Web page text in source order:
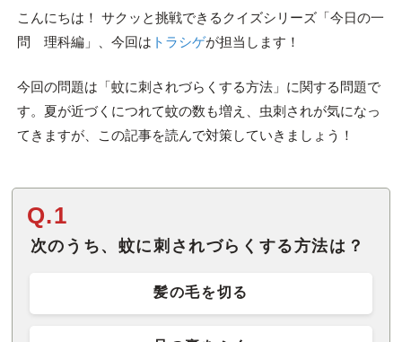
こんにちは！ サクッと挑戦できるクイズシリーズ「今日の一
問 理科編」、今回は トラシゲが担当します！
今回の問題は「蚊に刺されづらくする方法」に関する問題で
す。夏が近づくにつれて蚊の数も増え、虫刺されが気になっ
てきますが、この記事を読んで対策していきましょう！
Q.1
次のうち、蚊に刺されづらくする方法は？
髪の毛を切る